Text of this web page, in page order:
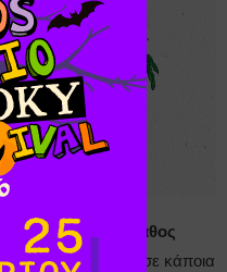
ταυτόχρονα με βάθος
που δύσκολα χωρά σε κάποια